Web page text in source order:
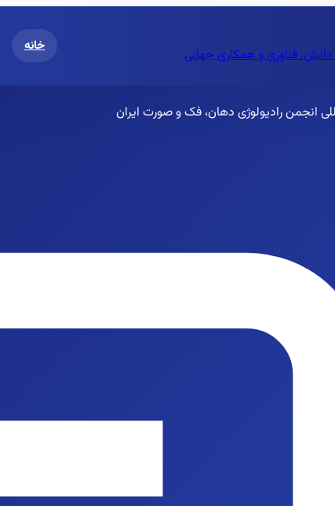
فناوری و همکاری جهانی
خانه
انجمن رادیولوژی دهان، فک و صورت ایران